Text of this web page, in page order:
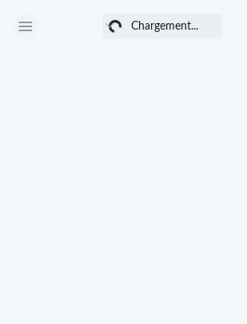
Chargement... Chargement...